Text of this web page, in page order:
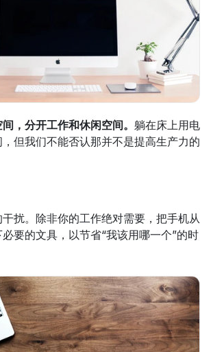
，分开工作和休闲空间。 躺在床上用电
但我们不能否认那并不是提高生产力的
扰。除非你的工作绝对需要，把手机从
要的文具，以节省“我该用哪一个”的时